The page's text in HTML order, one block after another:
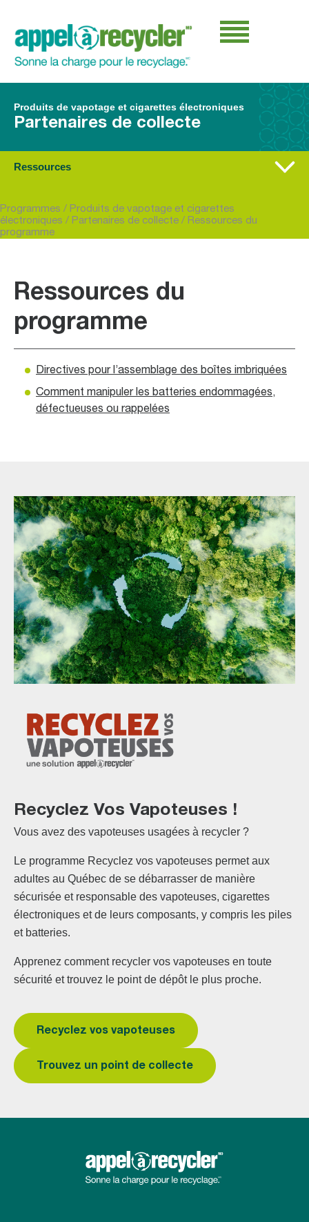
Partenaires de collecte
Produits de vapotage et cigarettes électroniques
Ressources
Programmes / Produits de vapotage et cigarettes
électroniques / Partenaires de collecte / Ressources du
programme
Ressources du
programme
Directives pour l’assemblage des boîtes imbriquées
Comment manipuler les batteries endommagées,
défectueuses ou rappelées
Recyclez Vos Vapoteuses !
Vous avez des vapoteuses usagées à recycler ?
Le programme Recyclez vos vapoteuses permet aux
adultes au Québec de se débarrasser de manière
sécurisée et responsable des vapoteuses, cigarettes
électroniques et de leurs composants, y compris les piles
et batteries.
Apprenez comment recycler vos vapoteuses en toute
sécurité et trouvez le point de dépôt le plus proche.
Recyclez vos vapoteuses
Trouvez un point de collecte